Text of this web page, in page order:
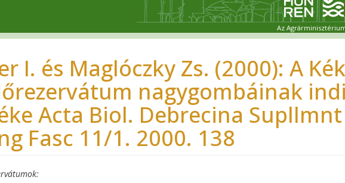
Az
I. és Maglóczky Zs. (2000): A
nagygombáinak
Acta Biol. Debrecina
Fasc 11/1. 2000. 138